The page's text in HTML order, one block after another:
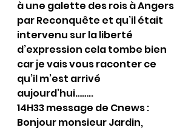
à une galette des rois à Angers
par Reconquête et qu’il était
intervenu sur la liberté
d’expression cela tombe bien
car je vais vous raconter ce
qu’il m’est arrivé
aujourd’hui……..
14H33 message de Cnews :
Bonjour monsieur Jardin,